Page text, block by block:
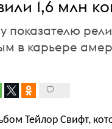
1,6 млн
показателю
в карьере
Тейлор Свифт,